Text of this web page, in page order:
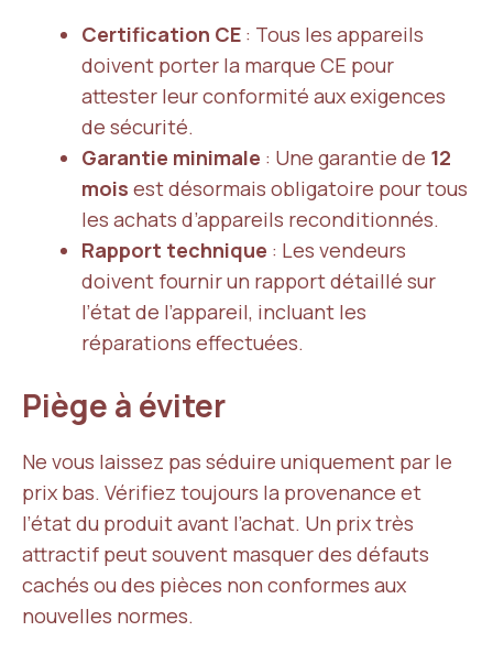
Certification CE : Tous les appareils
doivent porter la marque CE pour
attester leur conformité aux exigences
de sécurité.
Garantie minimale : Une garantie de 12
mois est désormais obligatoire pour tous
les achats d’appareils reconditionnés.
Rapport technique : Les vendeurs
doivent fournir un rapport détaillé sur
l’état de l’appareil, incluant les
réparations effectuées.
Piège à éviter
Ne vous laissez pas séduire uniquement par le
prix bas. Vérifiez toujours la provenance et
l’état du produit avant l’achat. Un prix très
attractif peut souvent masquer des défauts
cachés ou des pièces non conformes aux
nouvelles normes.